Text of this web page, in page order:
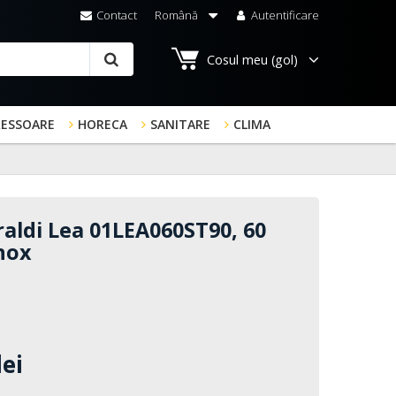
Autentificare
Română
Contact
Cosul meu (gol)
HORECA SANITARE CLIMA
Lea 01LEA060ST90, 60